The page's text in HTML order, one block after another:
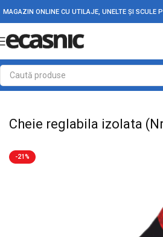
MAGAZIN ONLINE CU UTILAJE, UNELTE ȘI SCULE
Prima pagină Scule - Unelte Chei, capete
Cheie reglabila izolata
-21%